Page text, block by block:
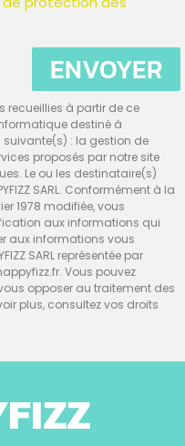
ENVOYER
recueillies à partir de ce
destiné à
suivante(s) : la gestion de
proposés par notre site
Le ou les destinataire(s)
SARL. Conformément à la
1978 modifiée, vous
aux informations qui
aux informations vous
SARL représentée par
Vous pouvez
opposer au traitement des
plus, consultez vos droits